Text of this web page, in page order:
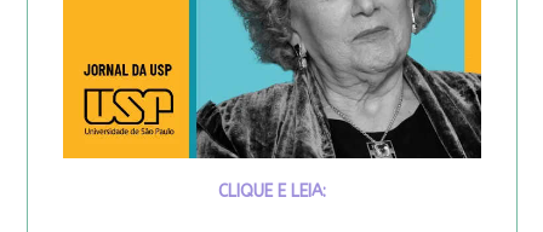
CLIQUE E LEIA: